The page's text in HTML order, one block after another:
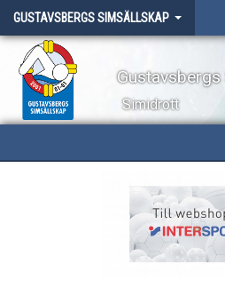
GUSTAVSBERGS SIMSÄLLSKAP
Simidrott